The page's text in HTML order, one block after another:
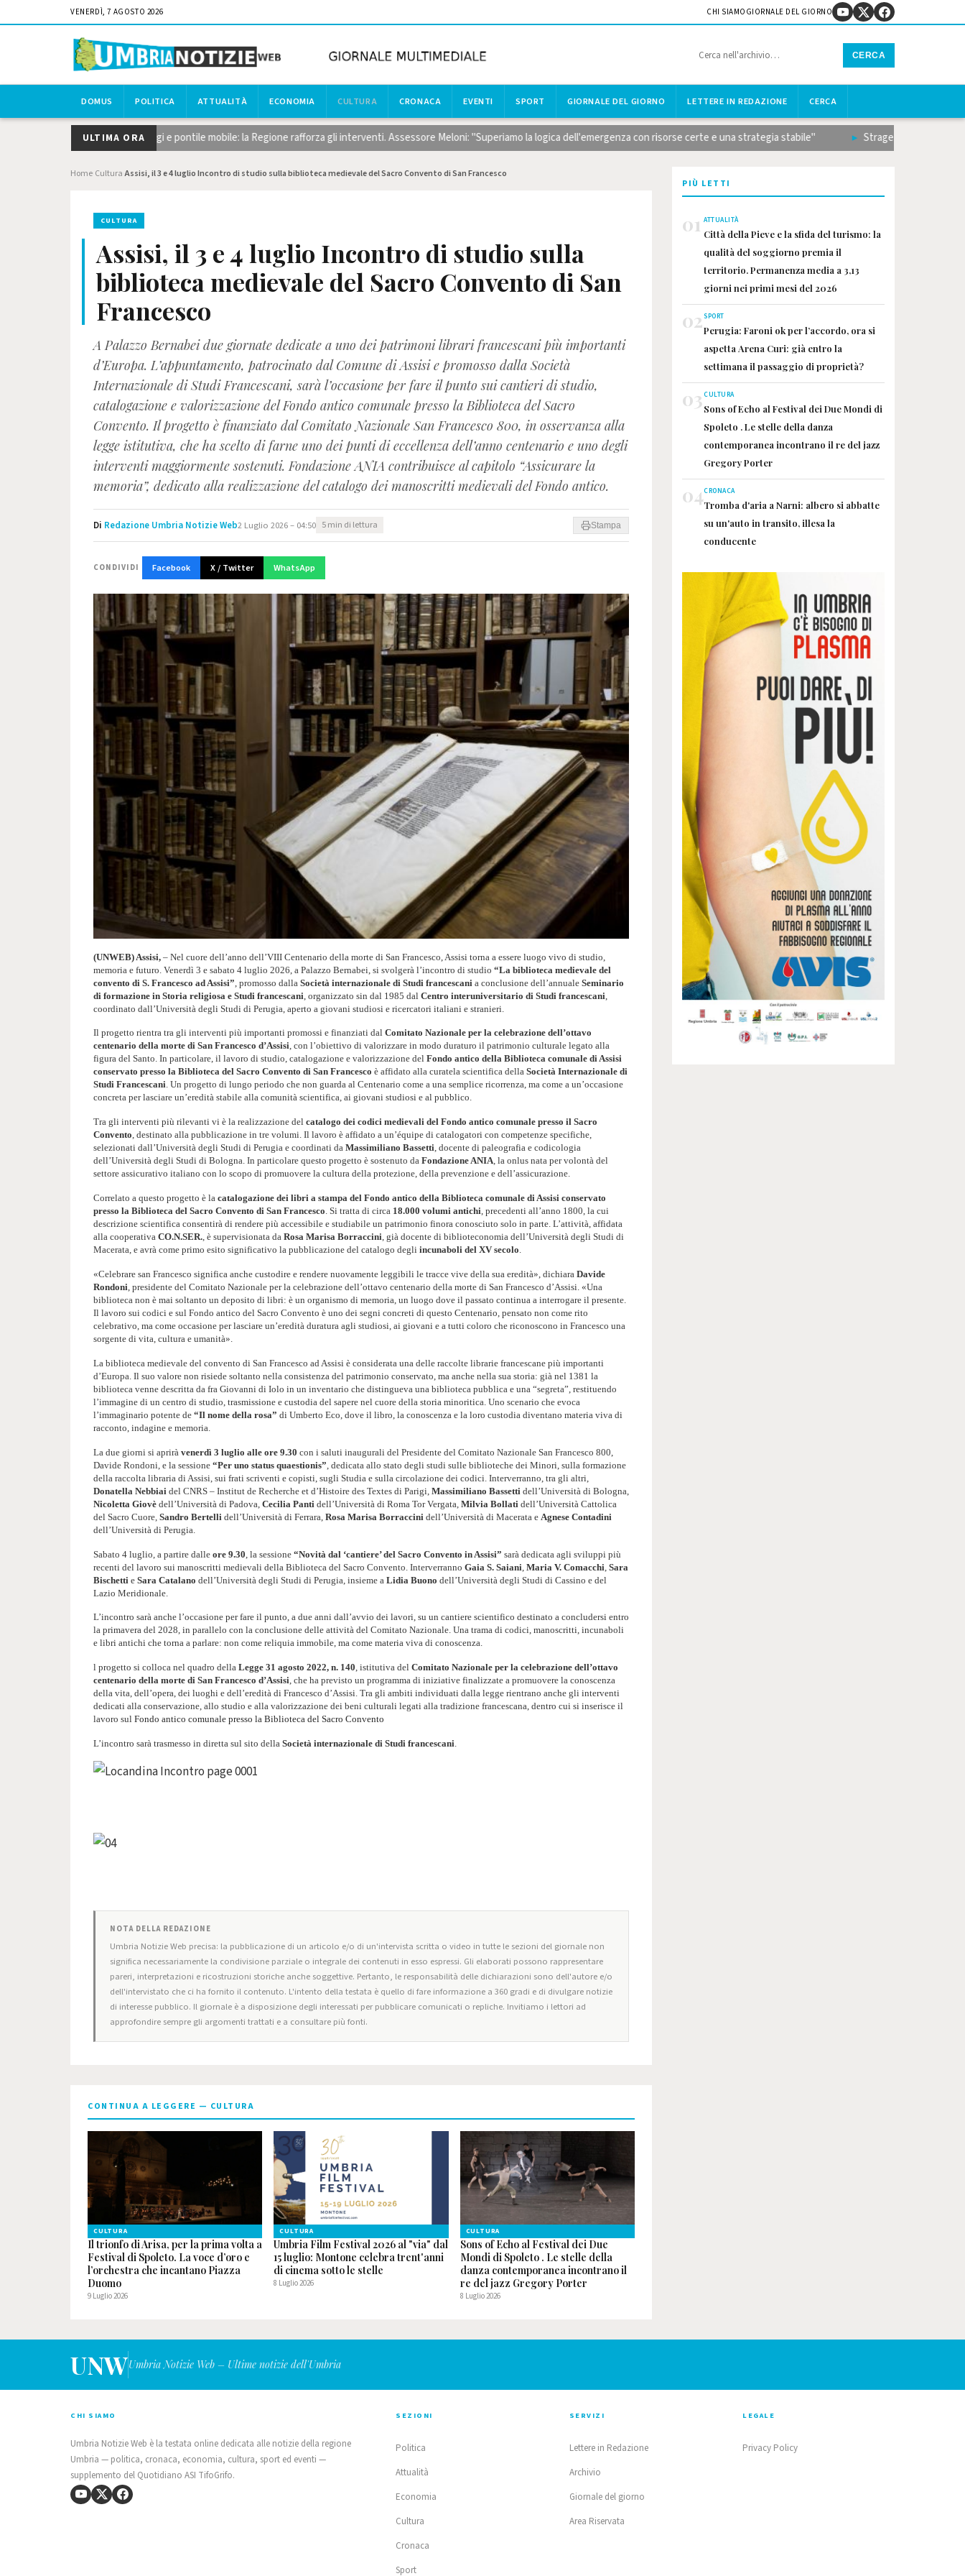
VENERDÌ, 7 AGOSTO 2026 CHI SIAMO GIORNALE DEL GIORNO
CERCA
DOMUS POLITICA ATTUALITÀ ECONOMIA CULTURA CRONACA EVENTI SPORT GIORNALE DEL GIORNO LETTERE IN REDAZIONE CERCA
ULTIMA ORA
taglio del canneto, dragaggi e pontile mobile: la Regione rafforza gli interventi. Assessore Meloni: "Superiamo la logica dell'emergenza con risorse certe e una strategia stabile" Strage sulla Terni-Rieti, il
Home Cultura ›Assisi, il 3 e 4 luglio Incontro di studio sulla biblioteca medievale del Sacro Convento di San Francesco
CULTURA
Assisi, il 3 e 4 luglio Incontro di studio sulla
biblioteca medievale del Sacro Convento di San
Francesco
A Palazzo Bernabei due giornate dedicate a uno dei patrimoni librari francescani più importanti
d’Europa. L’appuntamento, patrocinato dal Comune di Assisi e promosso dalla Società
Internazionale di Studi Francescani, sarà l’occasione per fare il punto sui cantieri di studio,
catalogazione e valorizzazione del Fondo antico comunale presso la Biblioteca del Sacro
Convento. Il progetto è finanziato dal Comitato Nazionale San Francesco 800, in osservanza alla
legge istitutiva, che ha scelto di farne uno dei punti di eccellenza dell’anno centenario e uno degli
interventi maggiormente sostenuti. Fondazione ANIA contribuisce al capitolo “Assicurare la
memoria”, dedicato alla realizzazione del catalogo dei manoscritti medievali del Fondo antico.
Di Redazione Umbria Notizie Web2 Luglio 2026 – 04:50 5 min di lettura Stampa
CONDIVIDI Facebook X / Twitter WhatsApp
(UNWEB) Assisi, – Nel cuore dell’anno dell’VIII Centenario della morte di San Francesco, Assisi torna a essere luogo vivo di studio,
memoria e futuro. Venerdì 3 e sabato 4 luglio 2026, a Palazzo Bernabei, si svolgerà l’incontro di studio “La biblioteca medievale del
convento di S. Francesco ad Assisi” , promosso dalla Società internazionale di Studi francescani a conclusione dell’annuale Seminario
di formazione in Storia religiosa e Studi francescani , organizzato sin dal 1985 dal Centro interuniversitario di Studi francescani
coordinato dall’Università degli Studi di Perugia, aperto a giovani studiosi e ricercatori italiani e stranieri.
Il progetto rientra tra gli interventi più importanti promossi e finanziati dal Comitato Nazionale per la celebrazione dell’ottavo
centenario della morte di San Francesco d’Assisi, con l’obiettivo di valorizzare in modo duraturo il patrimonio culturale legato alla
figura del Santo. In particolare, il lavoro di studio, catalogazione e valorizzazione del Fondo antico della Biblioteca comunale di Assisi
conservato presso la Biblioteca del Sacro Convento di San Francesco è affidato alla curatela scientifica della Società Internazionale di
Studi Francescani. Un progetto di lungo periodo che non guarda al Centenario come a una semplice ricorrenza, ma come a un’occasione
concreta per lasciare un’eredità stabile alla comunità scientifica, ai giovani studiosi e al pubblico.
Tra gli interventi più rilevanti vi è la realizzazione del catalogo dei codici medievali del Fondo antico comunale presso il Sacro
Convento, destinato alla pubblicazione in tre volumi. Il lavoro è affidato a un’équipe di catalogatori con competenze specifiche,
selezionati dall’Università degli Studi di Perugia e coordinati da Massimiliano Bassetti, docente di paleografia e codicologia
dell’Università degli Studi di Bologna. In particolare questo progetto è sostenuto da Fondazione ANIA, la onlus nata per volontà del
settore assicurativo italiano con lo scopo di promuovere la cultura della protezione, della prevenzione e dell’assicurazione.
Correlato a questo progetto è la catalogazione dei libri a stampa del Fondo antico della Biblioteca comunale di Assisi conservato
presso la Biblioteca del Sacro Convento di San Francesco. Si tratta di circa 18.000 volumi antichi, precedenti all’anno 1800, la cui
descrizione scientifica consentirà di rendere più accessibile e studiabile un patrimonio finora conosciuto solo in parte. L’attività, affidata
alla cooperativa CO.N.SER., è supervisionata da Rosa Marisa Borraccini, già docente di biblioteconomia dell’Università degli Studi di
Macerata, e avrà come primo esito significativo la pubblicazione del catalogo degli incunaboli del XV secolo.
«Celebrare san Francesco significa anche custodire e rendere nuovamente leggibili le tracce vive della sua eredità», dichiara Davide
Rondoni , presidente del Comitato Nazionale per la celebrazione dell’ottavo centenario della morte di San Francesco d’Assisi. «Una
biblioteca non è mai soltanto un deposito di libri: è un organismo di memoria, un luogo dove il passato continua a interrogare il presente.
Il lavoro sui codici e sul Fondo antico del Sacro Convento è uno dei segni concreti di questo Centenario, pensato non come rito
celebrativo, ma come occasione per lasciare un’eredità duratura agli studiosi, ai giovani e a tutti coloro che riconoscono in Francesco una
sorgente di vita, cultura e umanità».
La biblioteca medievale del convento di San Francesco ad Assisi è considerata una delle raccolte librarie francescane più importanti
d’Europa. Il suo valore non risiede soltanto nella consistenza del patrimonio conservato, ma anche nella sua storia: già nel 1381 la
biblioteca venne descritta da fra Giovanni di Iolo in un inventario che distingueva una biblioteca pubblica e una “segreta”, restituendo
l’immagine di un centro di studio, trasmissione e custodia del sapere nel cuore della storia minoritica. Uno scenario che evoca
l’immaginario potente de “Il nome della rosa” di Umberto Eco, dove il libro, la conoscenza e la loro custodia diventano materia viva di
racconto, indagine e memoria.
La due giorni si aprirà venerdì 3 luglio alle ore 9.30 con i saluti inaugurali del Presidente del Comitato Nazionale San Francesco 800,
Davide Rondoni, e la sessione “Per uno status quaestionis” , dedicata allo stato degli studi sulle biblioteche dei Minori, sulla formazione
della raccolta libraria di Assisi, sui frati scriventi e copisti, sugli Studia e sulla circolazione dei codici. Interverranno, tra gli altri,
Donatella Nebbiai del CNRS – Institut de Recherche et d’Histoire des Textes di Parigi, Massimiliano Bassetti dell’Università di Bologna,
Nicoletta Giovè dell’Università di Padova, Cecilia Panti dell’Università di Roma Tor Vergata, Milvia Bollati dell’Università Cattolica
del Sacro Cuore, Sandro Bertelli dell’Università di Ferrara, Rosa Marisa Borraccini dell’Università di Macerata e Agnese Contadini
dell’Università di Perugia.
Sabato 4 luglio, a partire dalle ore 9.30 , la sessione “Novità dal ‘cantiere’ del Sacro Convento in Assisi” sarà dedicata agli sviluppi più
recenti del lavoro sui manoscritti medievali della Biblioteca del Sacro Convento. Interverranno Gaia S. Saiani Maria V. Comacchi Sara
Bischetti e Sara Catalano dell’Università degli Studi di Perugia, insieme a Lidia Buono dell’Università degli Studi di Cassino e del
Lazio Meridionale.
L’incontro sarà anche l’occasione per fare il punto, a due anni dall’avvio dei lavori, su un cantiere scientifico destinato a concludersi entro
la primavera del 2028, in parallelo con la conclusione delle attività del Comitato Nazionale. Una trama di codici, manoscritti, incunaboli
e libri antichi che torna a parlare: non come reliquia immobile, ma come materia viva di conoscenza.
l progetto si colloca nel quadro della Legge 31 agosto 2022, n. 140, istitutiva del Comitato Nazionale per la celebrazione dell’ottavo
centenario della morte di San Francesco d’Assisi, che ha previsto un programma di iniziative finalizzate a promuovere la conoscenza
della vita, dell’opera, dei luoghi e dell’eredità di Francesco d’Assisi. Tra gli ambiti individuati dalla legge rientrano anche gli interventi
dedicati alla conservazione, allo studio e alla valorizzazione dei beni culturali legati alla tradizione francescana, dentro cui si inserisce il
lavoro sul Fondo antico comunale presso la Biblioteca del Sacro Convento
L’incontro sarà trasmesso in diretta sul sito della Società internazionale di Studi francescani.
NOTA DELLA REDAZIONE
Umbria Notizie Web precisa: la pubblicazione di un articolo e/o di un'intervista scritta o video in tutte le sezioni del giornale non
significa necessariamente la condivisione parziale o integrale dei contenuti in esso espressi. Gli elaborati possono rappresentare
pareri, interpretazioni e ricostruzioni storiche anche soggettive. Pertanto, le responsabilità delle dichiarazioni sono dell'autore e/o
dell'intervistato che ci ha fornito il contenuto. L'intento della testata è quello di fare informazione a 360 gradi e di divulgare notizie
di interesse pubblico. Il giornale è a disposizione degli interessati per pubblicare comunicati o repliche. Invitiamo i lettori ad
approfondire sempre gli argomenti trattati e a consultare più fonti.
CONTINUA A LEGGERE — CULTURA
CULTURA
Il trionfo di Arisa, per la prima volta a
Festival di Spoleto. La voce d’oro e
l’orchestra che incantano Piazza
Duomo
9 Luglio 2026
CULTURA
Umbria Film Festival 2026 al "via" dal
15 luglio: Montone celebra trent'anni
di cinema sotto le stelle
8 Luglio 2026
CULTURA
Sons of Echo al Festival dei Due
Mondi di Spoleto . Le stelle della
danza contemporanea incontrano il
re del jazz Gregory Porter
8 Luglio 2026
PIÙ LETTI
01 ATTUALITÀ
Città della Pieve e la sfida del turismo: la
qualità del soggiorno premia il
territorio. Permanenza media a 3,13
giorni nei primi mesi del 2026
02SPORT
Perugia: Faroni ok per l’accordo, ora si
aspetta Arena Curi: già entro la
settimana il passaggio di proprietà?
03CULTURA
Sons of Echo al Festival dei Due Mondi di
Spoleto . Le stelle della danza
contemporanea incontrano il re del jazz
Gregory Porter
04CRONACA
Tromba d'aria a Narni: albero si abbatte
su un'auto in transito, illesa la
conducente
UNWUmbria Notizie Web – Ultime notizie dell'Umbria
CHI SIAMO
Umbria Notizie Web è la testata online dedicata alle notizie della regione
Umbria — politica, cronaca, economia, cultura, sport ed eventi —
supplemento del Quotidiano ASI TifoGrifo.
SEZIONI
Politica
Attualità
Economia
Cultura
Cronaca
Sport
SERVIZI
Lettere in Redazione
Archivio
Giornale del giorno
Area Riservata
LEGALE
Privacy Policy